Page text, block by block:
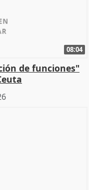
08:04
de funciones"